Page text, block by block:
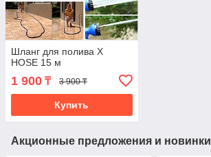
Шланг для полива X
HOSE 15 м
1 900 ₸ 3 900 ₸
Купить
Акционные предложения и новинки